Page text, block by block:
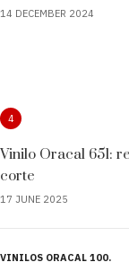
14 DECEMBER 2024
4
Vinilo Oracal 651:
corte
17 JUNE 2025
VINILOS ORACAL 100